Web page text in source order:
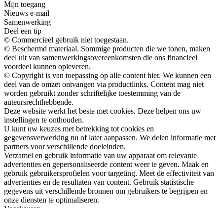
Mijn toegang
Nieuws e-mail
Samenwerking
Deel een tip
© Commercieel gebruik niet toegestaan.
© Beschermd materiaal. Sommige producten die we tonen, maken
deel uit van samenwerkingsovereenkomsten die ons financieel
voordeel kunnen opleveren.
© Copyright is van toepassing op alle content hier. We kunnen een
deel van de omzet ontvangen via productlinks. Content mag niet
worden gebruikt zonder schriftelijke toestemming van de
auteursrechthebbende.
Deze website werkt het beste met cookies. Deze helpen ons uw
instellingen te onthouden.
U kunt uw keuzes met betrekking tot cookies en
gegevensverwerking nu of later aanpassen. We delen informatie met
partners voor verschillende doeleinden.
Verzamel en gebruik informatie van uw apparaat om relevante
advertenties en gepersonaliseerde content weer te geven. Maak en
gebruik gebruikersprofielen voor targeting. Meet de effectiviteit van
advertenties en de resultaten van content. Gebruik statistische
gegevens uit verschillende bronnen om gebruikers te begrijpen en
onze diensten te optimaliseren.